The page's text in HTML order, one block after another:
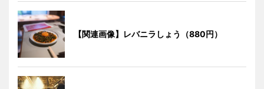
【関連画像】レバニラしょう（880円）